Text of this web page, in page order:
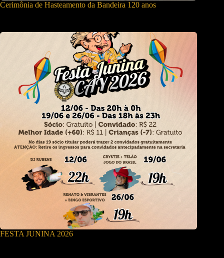
Cerimônia de Hasteamento da Bandeira 120 anos
FESTA JUNINA 2026